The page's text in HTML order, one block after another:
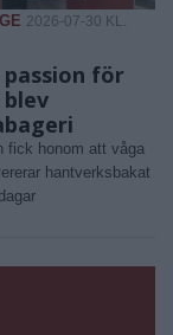
2026-07-30 KL.
passion för
fick honom att våga
hantverksbakat